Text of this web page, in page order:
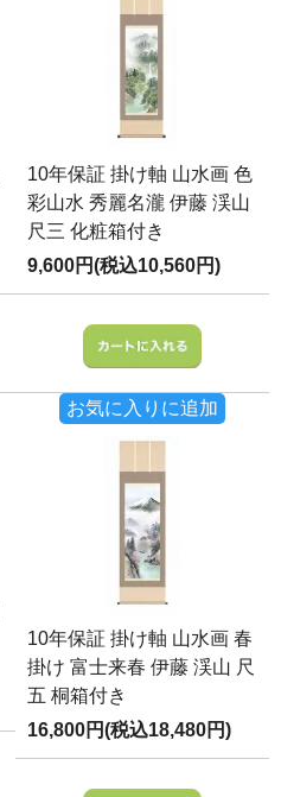
10年保証 掛け軸 山水画 色
彩山水 秀麗名瀧 伊藤 渓山
尺三 化粧箱付き
9,600円(税込10,560円)
お気に入りに追加
10年保証 掛け軸 山水画 春
掛け 富士来春 伊藤 渓山 尺
五 桐箱付き
16,800円(税込18,480円)